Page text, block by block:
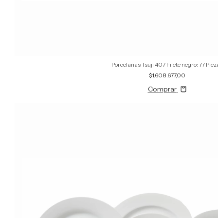
Porcelanas Tsuji 407 Filete negro: 77
$1.608.677,00
Comprar